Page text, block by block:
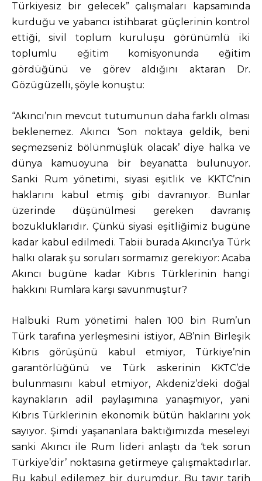
Türkiyesiz bir gelecek” çalışmaları kapsamında
kurduğu ve yabancı istihbarat güçlerinin kontrol
ettiği, sivil toplum kuruluşu görünümlü iki
toplumlu eğitim komisyonunda eğitim
gördüğünü ve görev aldığını aktaran Dr.
Gözügüzelli, şöyle konuştu:
“Akıncı’nın mevcut tutumunun daha farklı olması
beklenemez. Akıncı ‘Son noktaya geldik, beni
seçmezseniz bölünmüşlük olacak’ diye halka ve
dünya kamuoyuna bir beyanatta bulunuyor.
Sanki Rum yönetimi, siyasi eşitlik ve KKTC’nin
haklarını kabul etmiş gibi davranıyor. Bunlar
üzerinde düşünülmesi gereken davranış
bozukluklarıdır. Çünkü siyasi eşitliğimiz bugüne
kadar kabul edilmedi. Tabii burada Akıncı’ya Türk
halkı olarak şu soruları sormamız gerekiyor: Acaba
Akıncı bugüne kadar Kıbrıs Türklerinin hangi
hakkını Rumlara karşı savunmuştur?
Halbuki Rum yönetimi halen 100 bin Rum’un
Türk tarafına yerleşmesini istiyor, AB’nin Birleşik
Kıbrıs görüşünü kabul etmiyor, Türkiye’nin
garantörlüğünü ve Türk askerinin KKTC’de
bulunmasını kabul etmiyor, Akdeniz’deki doğal
kaynakların adil paylaşımına yanaşmıyor, yani
Kıbrıs Türklerinin ekonomik bütün haklarını yok
sayıyor. Şimdi yaşananlara baktığımızda meseleyi
sanki Akıncı ile Rum lideri anlaştı da ‘tek sorun
Türkiye’dir’ noktasına getirmeye çalışmaktadırlar.
Bu kabul edilemez bir durumdur. Bu tavır tarih